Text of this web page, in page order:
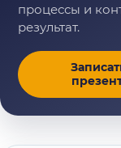
процессы и
результат.